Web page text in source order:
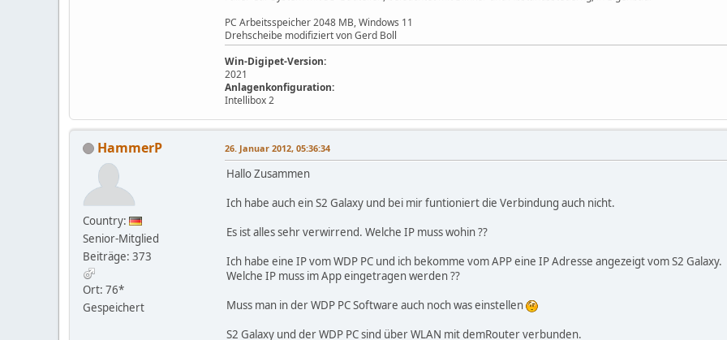
PC Arbeitsspeicher 2048 MB, Windows 11
Drehscheibe modifiziert von Gerd Boll
Win-Digipet-Version:
2021
Anlagenkonfiguration:
Intellibox 2
HammerP
Country:
Senior-Mitglied
Beiträge: 373
Ort: 76*
Gespeichert
26. Januar 2012, 05:36:34
Hallo Zusammen
Ich habe auch ein S2 Galaxy und bei mir funtioniert die Verbindung auch nicht.
Es ist alles sehr verwirrend. Welche IP muss wohin ??
Ich habe eine IP vom WDP PC und ich bekomme vom APP eine IP Adresse angezeigt vom S2 Galaxy.
Welche IP muss im App eingetragen werden ??
Muss man in der WDP PC Software auch noch was einstellen
S2 Galaxy und der WDP PC sind über WLAN mit demRouter verbunden.